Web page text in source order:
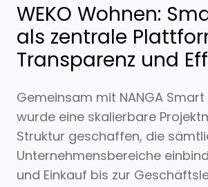
WEKO Wohnen:
als zentrale
Transparenz und
Gemeinsam mit NANGA
wurde eine skalierbare
Struktur geschaffen, die
Unternehmensbereiche
und Einkauf bis zur